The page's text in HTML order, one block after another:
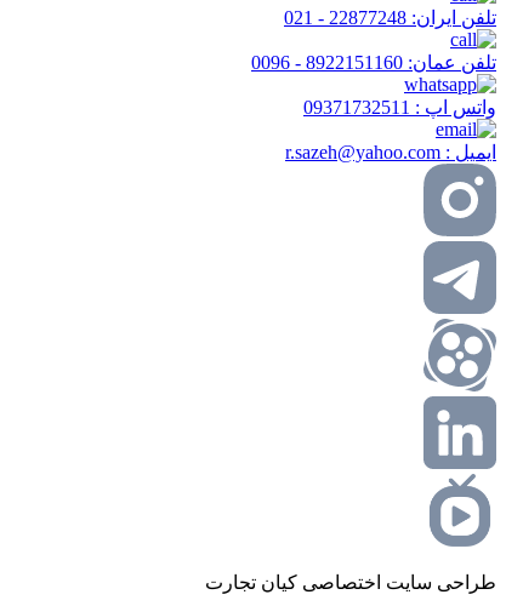
تلفن ایران: 22877248 - 021
تلفن عمان: 8922151160 - 0096
واتس اپ : 09371732511
ایمیل : r.sazeh@yahoo.com
طراحی سایت اختصاصی کیان تجارت